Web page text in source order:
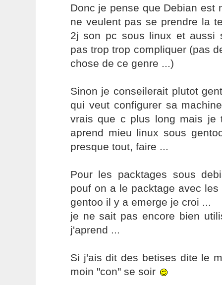
Donc je pense que Debian est
ne veulent pas se prendre la
2j son pc sous linux et aussi
pas trop trop compliquer (pas
chose de ce genre ...)
Sinon je conseilerait plutot
qui veut configurer sa
vrais que c plus long mais je
aprend mieu linux sous
presque tout, faire ...
Pour les packtages sous
pouf on a le packtage avec
gentoo il y a emerge je croi ...
je ne sait pas encore bien
j'aprend ...
Si j'ais dit des betises dite le
moin "con" se soir